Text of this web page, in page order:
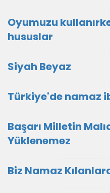
Oyumuzu
hususlar
Siyah Beyaz
Türkiye'de namaz
Başarı Milletin
Yüklenemez
Biz Namaz